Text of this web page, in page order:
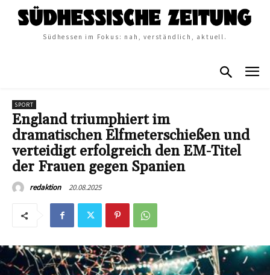
Südhessen im Fokus: nah, verständlich, aktuell.
SPORT
England triumphiert im
dramatischen Elfmeterschießen und
verteidigt erfolgreich den EM-Titel
der Frauen gegen Spanien
redaktion 20.08.2025